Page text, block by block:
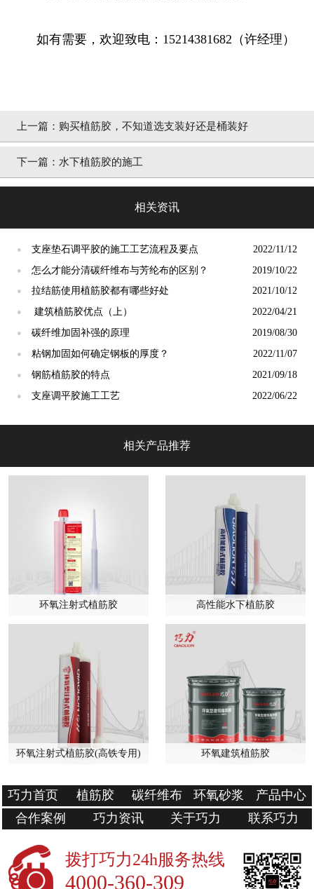
如有需要，欢迎致电：15214381682（许经理）
上一篇： 购买植筋胶，不知道选支装好还是桶装好
下一篇： 水下植筋胶的施工
相关资讯
● 支座垫石调平胶的施工工艺流程及要点 2022/11/12
● 怎么才能分清碳纤维布与芳纶布的区别？ 2019/10/22
● 拉结筋使用植筋胶都有哪些好处 2021/10/12
● 建筑植筋胶优点（上） 2022/04/21
● 碳纤维加固补强的原理 2019/08/30
● 粘钢加固如何确定钢板的厚度？ 2022/11/07
● 钢筋植筋胶的特点 2021/09/18
● 支座调平胶施工工艺 2022/06/22
相关产品推荐
环氧注射式植筋胶 高性能水下植筋胶
环氧注射式植筋胶(高铁专用) 环氧建筑植筋胶
巧力首页 植筋胶 碳纤维布 环氧砂浆
产品中心
合作案例
巧力资讯 关于巧力 联系巧力
拨打巧力24h服务热线
4000-360-309